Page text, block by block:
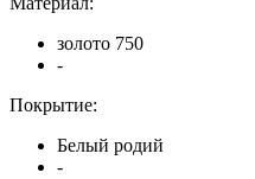
золото 750
-
Покрытие:
Белый родий
-